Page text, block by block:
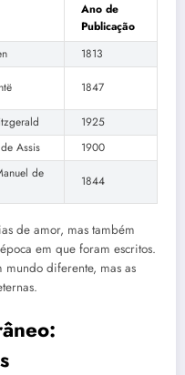
Ano de
Publicação
1813
1847
1925
Assis 1900
de
1844
de amor, mas também
em que foram escritos.
diferente, mas as